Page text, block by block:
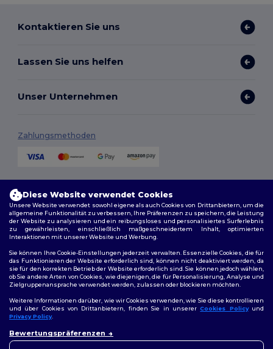
Kontaktieren Sie uns
Lassen Sie uns helfen
Unser Unternehmen
Zahlungsmethoden
Allgemeine Geschäftsbedingungen
Datenschutzbestimmungen|Cookie-Richtlinie|Site Map
Folge uns
Diese Website verwendet Cookies
Unsere Website verwendet sowohl eigene als auch Cookies von Drittanbietern, um die
allgemeine Funktionalität zu verbessern, Ihre Präferenzen zu speichern, die Leistung
der Website zu analysieren und ein reibungsloses und personalisiertes Surferlebnis
zu gewährleisten, einschließlich maßgeschneidertem Inhalt, optimierten
Interaktionen mit unserer Website und Werbung.
Sie können Ihre Cookie-Einstellungen jederzeit verwalten. Essenzielle Cookies, die für
das Funktionieren der Website erforderlich sind, können nicht deaktiviert werden, da
sie für den korrekten Betrieb der Website erforderlich sind. Sie können jedoch wählen,
ob Sie andere Arten von Cookies, wie diejenigen, die für Personalisierung, Analyse und
Zielgruppenansprache verwendet werden, zulassen oder blockieren möchten.
Weitere Informationen darüber, wie wir Cookies verwenden, wie Sie diese kontrollieren
und über Cookies von Drittanbietern, finden Sie in unsererCookies Policyund
Privacy Policy.
Bewertungspräferenzen